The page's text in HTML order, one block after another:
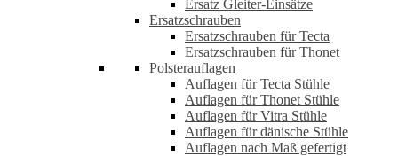
Ersatz Gleiter-Einsätze
Ersatzschrauben
Ersatzschrauben für Tecta
Ersatzschrauben für Thonet
Polsterauflagen
Auflagen für Tecta Stühle
Auflagen für Thonet Stühle
Auflagen für Vitra Stühle
Auflagen für dänische Stühle
Auflagen nach Maß gefertigt